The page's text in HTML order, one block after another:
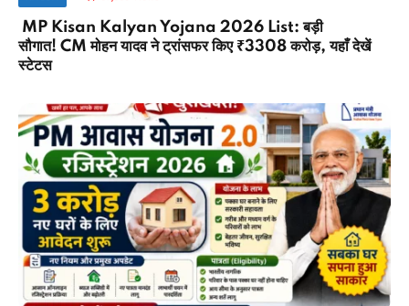
MP Kisan Kalyan Yojana 2026 List: बड़ी
सौगात! CM मोहन यादव ने ट्रांसफर किए ₹3308 करोड़, यहाँ देखें
स्टेटस